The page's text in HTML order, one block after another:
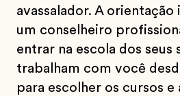
avassalador. A
um conselheiro
entrar na escola dos seus
trabalham com você
para escolher os cursos e